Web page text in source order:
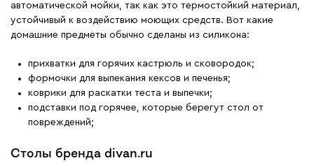
автоматической мойки, так как это термостойкий материал,
устойчивый к воздействию моющих средств. Вот какие
домашние предметы обычно сделаны из силикона:
прихватки для горячих кастрюль и сковородок;
формочки для выпекания кексов и печенья;
коврики для раскатки теста и выпечки;
подставки под горячее, которые берегут стол от
повреждений;
Столы бренда divan.ru